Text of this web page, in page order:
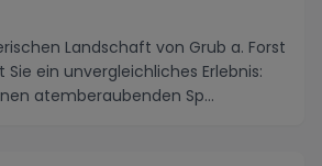
Landschaft von Grub a. Forst
Sie ein unvergleichliches Erlebnis:
atemberaubenden Sp...